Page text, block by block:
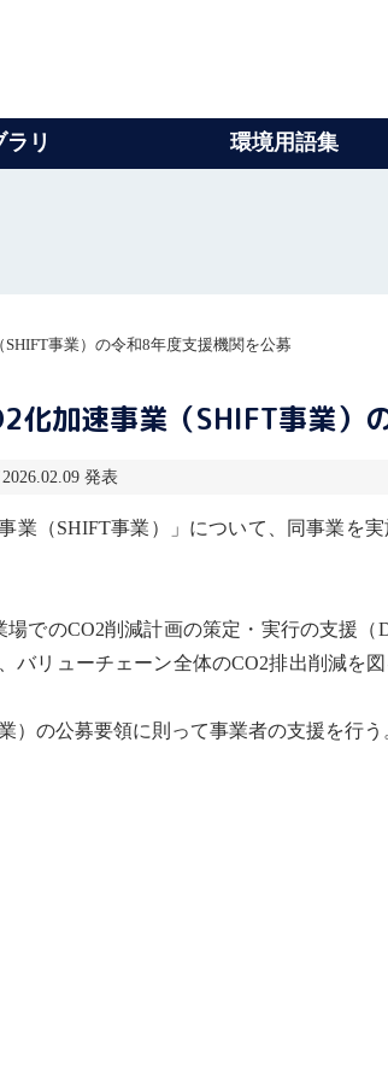
ラリ 環境用語集
事業）の令和8年度支援機関を公募
化加速事業（SHIFT事業）
発表
業（SHIFT事業）」について、同事業を
でのCO2削減計画の策定・実行の支援（
リューチェーン全体のCO2排出削減を
の公募要領に則って事業者の支援を行う